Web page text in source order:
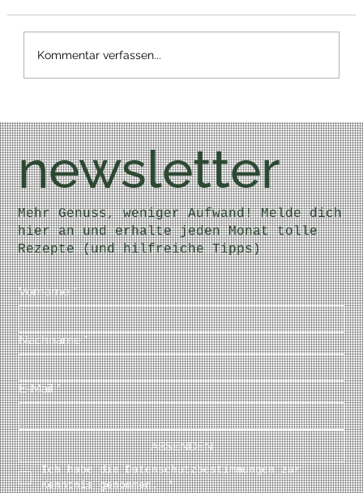
Kommentar verfassen...
newsletter
Mehr Genuss, weniger Aufwand! Melde dich
hier an und erhalte jeden Monat tolle
Rezepte (und hilfreiche Tipps)
Vorname *
Nachname *
E-Mail *
ABSENDEN
Ich habe die Datenschutzbestimmungen zur
Kenntnis genommen. *